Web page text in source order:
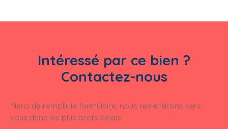
Intéressé par ce bien ?
Contactez-nous
Merci de remplir le formulaire, nous reviendrons vers
vous dans les plus brefs délais.